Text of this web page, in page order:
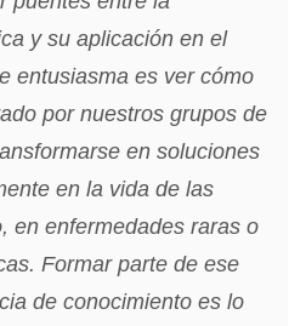
y su aplicación en el
entusiasma es ver cómo
por nuestros grupos de
en soluciones
en la vida de las
en enfermedades raras o
Formar parte de ese
de conocimiento es lo